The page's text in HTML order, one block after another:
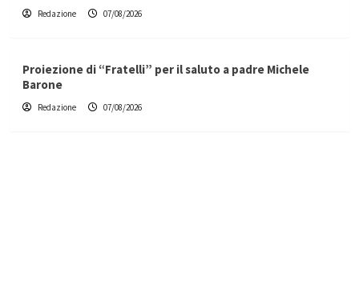
Redazione 07/08/2026
Proiezione di “Fratelli” per il saluto a padre Michele
Barone
Redazione 07/08/2026